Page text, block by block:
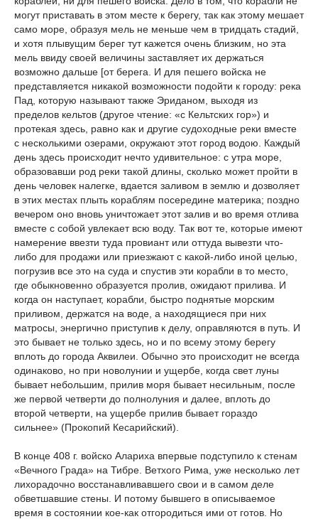
могут приставать в этом месте к берегу, так как этому мешает
само море, образуя мель не меньше чем в тридцать стадий,
и хотя плывущим берег тут кажется очень близким, но эта
мель ввиду своей величины заставляет их держаться
возможно дальше [от берега. И для пешего войска не
представляется никакой возможности подойти к городу: река
Пад, которую называют также Эриданом, выходя из
пределов кельтов (другое чтение: «с Кельтских гор») и
протекая здесь, равно как и другие судоходные реки вместе
с несколькими озерами, окружают этот город водою. Каждый
день здесь происходит нечто удивительное: с утра море,
образовавши род реки такой длины, сколько может пройти в
день человек налегке, вдается заливом в землю и дозволяет
в этих местах плыть кораблям посередине материка; поздно
вечером оно вновь уничтожает этот залив и во время отлива
вместе с собой увлекает всю воду. Так вот те, которые имеют
намерение ввезти туда провиант или оттуда вывезти что-
либо для продажи или приезжают с какой-либо иной целью,
погрузив все это на суда и спустив эти корабли в то место,
где обыкновенно образуется пролив, ожидают прилива. И
когда он наступает, корабли, быстро поднятые морским
приливом, держатся на воде, а находящиеся при них
матросы, энергично приступив к делу, оправляются в путь. И
это бывает не только здесь, но и по всему этому берегу
вплоть до города Аквилеи. Обычно это происходит не всегда
одинаково, но при новолунии и ущербе, когда свет луны
бывает небольшим, прилив моря бывает несильным, после
же первой четверти до полнолуния и далее, вплоть до
второй четверти, на ущербе прилив бывает гораздо
сильнее» (Прокопий Кесарийский).
В конце 408 г. войско Алариха впервые подступило к стенам
«Вечного Града» на Тибре. Ветхого Рима, уже несколько лет
лихорадочно восстанавливавшего свои и в самом деле
обветшавшие стены. И потому бывшего в описываемое
время в состоянии кое-как отгородиться ими от готов. Но